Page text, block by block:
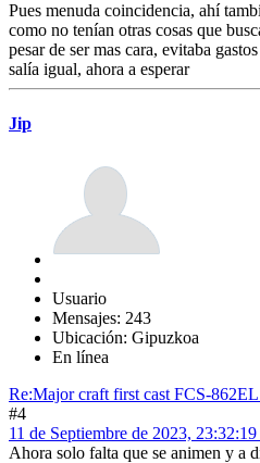
Pues menuda coincidencia, ahí
como no tenían otras cosas que
pesar de ser mas cara, evitaba
salía igual, ahora a esperar
Jip
Usuario
Mensajes: 243
Ubicación: Gipuzkoa
En línea
Re:Major craft first cast FCS-
#4
11 de Septiembre de 2023,
Ahora solo falta que se animen y a